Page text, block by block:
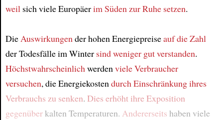
weilsich viele Europäerim Südenzur Ruhe setzen.
DieAuswirkungender hohen Energiepreiseauf die Zahl
der Todesfälle im Winter sind weniger gut verstanden.
Höchstwahrscheinlichwerdenviele Verbraucher
versuchen, die Energiekostendurch Einschränkung ihres
Verbrauchs zu senken. Dies erhöht ihre Exposition
gegenüberkalten Temperaturen. Andererseits haben viele